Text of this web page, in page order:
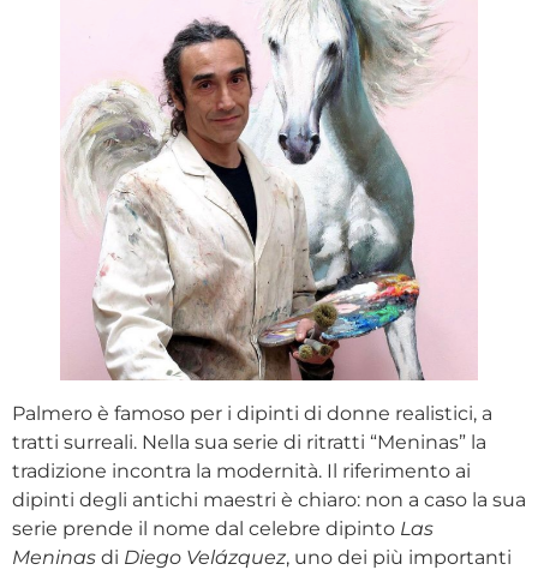
Palmero è famoso per i dipinti di donne realistici, a
tratti surreali. Nella sua serie di ritratti “Meninas” la
tradizione incontra la modernità. Il riferimento ai
dipinti degli antichi maestri è chiaro: non a caso la sua
serie prende il nome dal celebre dipinto Las
Meninas di Diego Velázquez, uno dei più importanti